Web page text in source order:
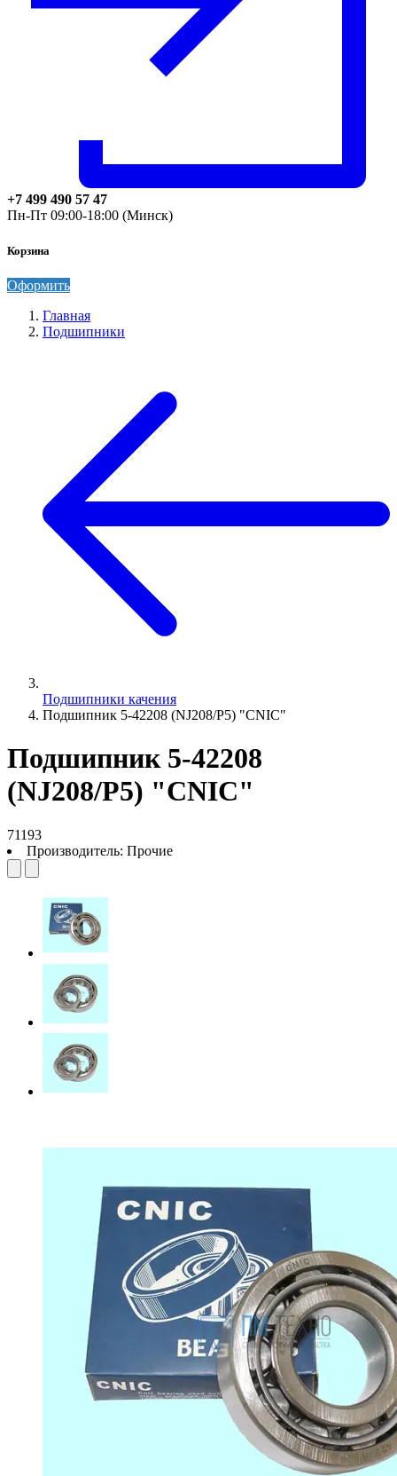
+7 499 490 57 47
Пн-Пт 09:00-18:00 (Минск)
Корзина
Оформить
Главная
Подшипники
Подшипники качения
Подшипник 5-42208 (NJ208/P5) "CNIC"
Подшипник 5-42208
(NJ208/P5) "CNIC"
71193
Производитель: Прочие